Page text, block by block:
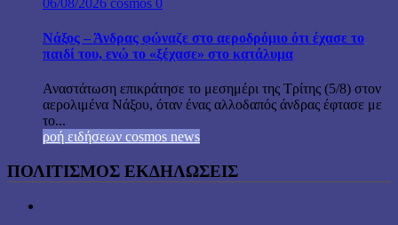
Νάξος – Άνδρας φώναζε στο αεροδρόμιο ότι έχασε το
παιδί του, ενώ το «ξέχασε» στο κατάλυμα
Αναστάτωση επικράτησε το μεσημέρι της Τρίτης (5/8) στον
αερολιμένα Νάξου, όταν ένας αλλοδαπός άνδρας έφτασε με
το...
ροή ειδήσεων cosmos news
ΠΟΛΙΤΙΣΜΟΣ ΕΚΔΗΛΩΣΕΙΣ